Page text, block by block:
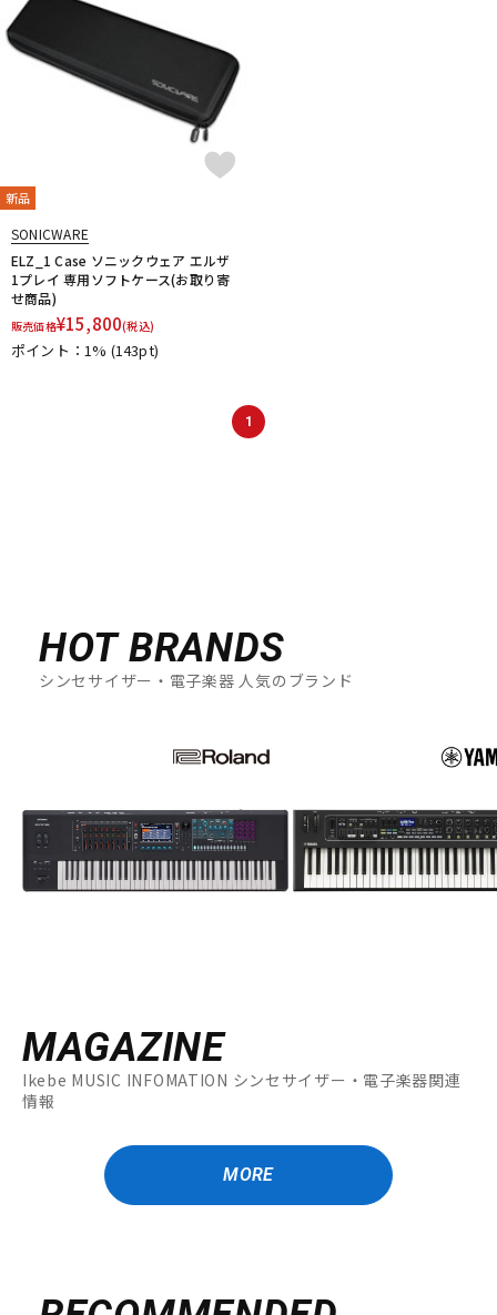
新品
SONICWARE
ELZ_1 Case ソニックウェア エルザ
1プレイ 専用ソフトケース(お取り寄
せ商品)
販売価格¥15,800(税込)
ポイント：1% (143pt)
1
HOT BRANDS
シンセサイザー・電子楽器 人気のブランド
MAGAZINE
Ikebe MUSIC INFOMATION シンセサイザー・電子楽器関連
情報
MORE